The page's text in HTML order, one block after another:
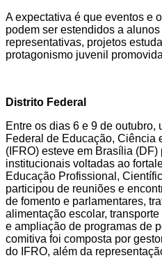
A expectativa é que eventos e
podem ser estendidos a
representativas, projetos
protagonismo juvenil
Distrito Federal
Entre os dias 6 e 9 de outubro,
Federal de Educação, Ciência
(IFRO) esteve em Brasília
institucionais voltadas ao
Educação Profissional,
participou de reuniões e
de fomento e parlamentares,
alimentação escolar,
e ampliação de programas de
comitiva foi composta por
do IFRO, além da